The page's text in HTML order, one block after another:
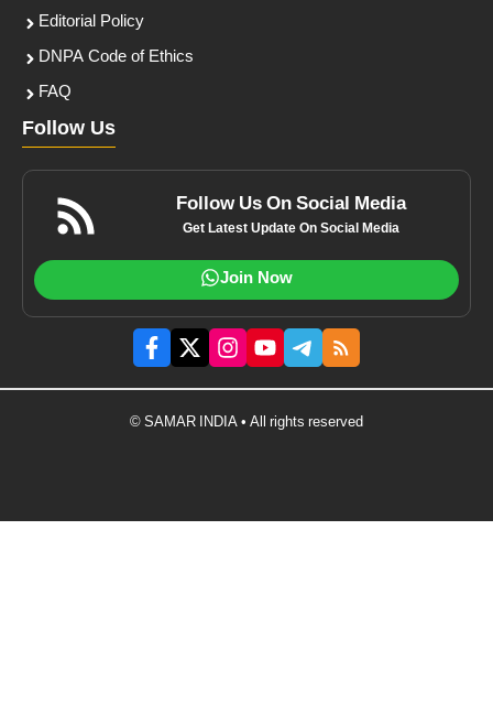
Editorial Policy
DNPA Code of Ethics
FAQ
Follow Us
Follow Us On Social Media
Get Latest Update On Social Media
Join Now
© SAMAR INDIA • All rights reserved